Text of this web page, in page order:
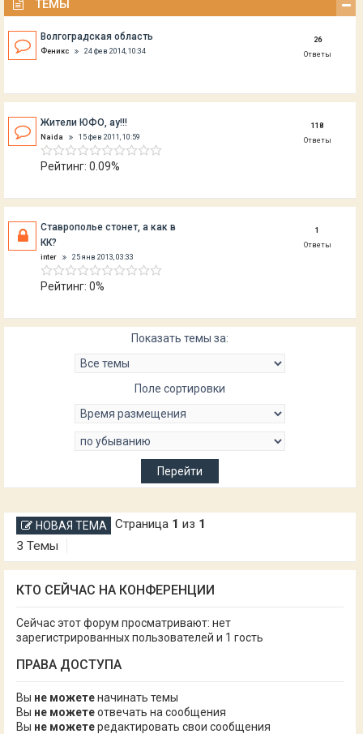
ТЕМЫ
Волгоградская область
Феникс 24 фев 2014, 10:34
26
Ответы
Жители ЮФО, ау!!!
Naida 15 фев 2011, 10:59
Рейтинг: 0.09%
118
Ответы
Ставрополье стонет, а как в
КК?
inter 25 янв 2013, 03:33
Рейтинг: 0%
1
Ответы
Показать темы за:
Поле сортировки
НОВАЯ ТЕМА
3 Темы
Страница 1 из 1
КТО СЕЙЧАС НА КОНФЕРЕНЦИИ
Сейчас этот форум просматривают: нет
зарегистрированных пользователей и 1 гость
ПРАВА ДОСТУПА
Вы не можетеначинать темы
Вы не можетеотвечать на сообщения
Вы не можетередактировать свои сообщения